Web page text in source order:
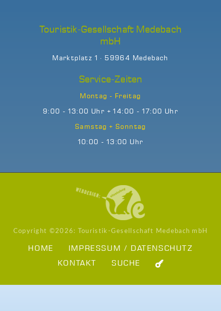
Touristik-Gesellschaft Medebach
mbH
Marktplatz 1 · 59964 Medebach
Service-Zeiten
Montag - Freitag
9:00 - 13:00 Uhr + 14:00 - 17:00 Uhr
Samstag + Sonntag
10:00 - 13:00 Uhr
Copyright ©2026: Touristik-Gesellschaft Medebach mbH
HOME
IMPRESSUM / DATENSCHUTZ
KONTAKT
SUCHE